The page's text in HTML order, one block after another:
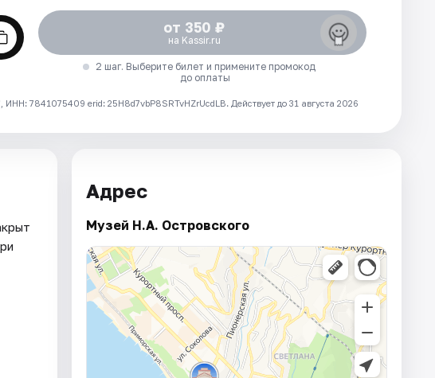
от 350 ₽
на Kassir.ru
2 шаг. Выберите билет и примените промокод
до оплаты
7841075409 erid: 25H8d7vbP8SRTvHZrUcdLB. Действует до 31 августа 2026
Адрес
Музей Н.А. Островского